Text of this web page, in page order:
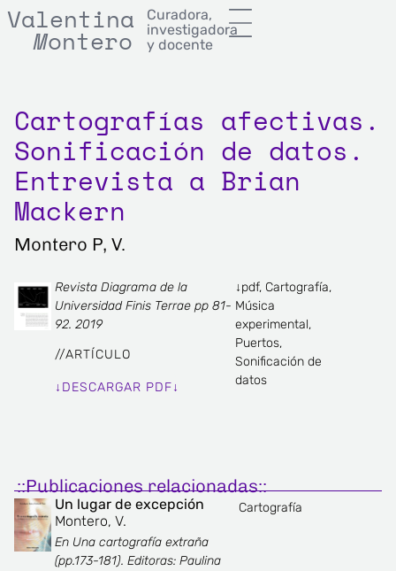
Valentina
Montero
onterror
Curadora,
investigadora
y docente
Cartografías afectivas.
Sonificación de datos.
Entrevista a Brian
Mackern
Montero P, V.
Revista Diagrama de la
Universidad Finis Terrae pp 81-
92. 2019
//ARTÍCULO
↓DESCARGAR PDF↓
↓pdf, Cartografía,
Música
experimental,
Puertos,
Sonificación de
datos
::Publicaciones relacionadas::
Un lugar de excepción
Montero, V.
En Una cartografía extraña
(pp.173-181). Editoras: Paulina
Cartografía